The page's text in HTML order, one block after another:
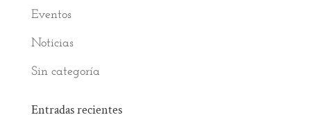
Eventos
Noticias
Sin categoría
Entradas recientes